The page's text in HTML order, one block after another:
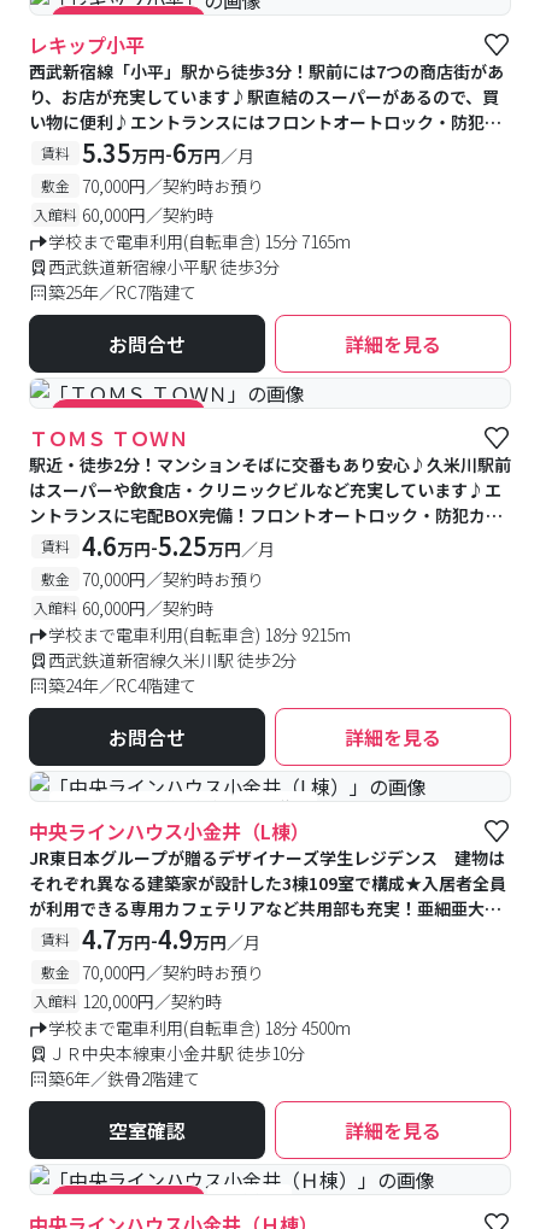
#キャンペーン実施中
レキップ小平
西武新宿線「小平」駅から徒歩3分！駅前には7つの商店街があ
り、お店が充実しています♪駅直結のスーパーがあるので、買
い物に便利♪エントランスにはフロントオートロック・防犯カ
メラ・防犯モニター付きで安心♪
賃料 5.35万円-6万円／月
敷金 70,000円／契約時お預り
入館料 60,000円／契約時
学校まで電車利用(自転車含) 15分 7165m
西武鉄道新宿線小平駅 徒歩3分
築25年／RC7階建て
お問合せ 詳細を見る
#キャンペーン実施中
ＴＯＭＳ ＴＯＷＮ
駅近・徒歩2分！マンションそばに交番もあり安心♪久米川駅前
はスーパーや飲食店・クリニックビルなど充実しています♪エ
ントランスに宅配BOX完備！フロントオートロック・防犯カメ
ラ付きで安心♪
賃料 4.6万円-5.25万円／月
敷金 70,000円／契約時お預り
入館料 60,000円／契約時
学校まで電車利用(自転車含) 18分 9215m
西武鉄道新宿線久米川駅 徒歩2分
築24年／RC4階建て
お問合せ 詳細を見る
#食事付き #予約受付中 #空室待ち
中央ラインハウス小金井（L棟）
JR東日本グループが贈るデザイナーズ学生レジデンス 建物は
それぞれ異なる建築家が設計した3棟109室で構成★入居者全員
が利用できる専用カフェテリアなど共用部も充実！亜細亜大学
提携寮
賃料 4.7万円-4.9万円／月
敷金 70,000円／契約時お預り
入館料 120,000円／契約時
学校まで電車利用(自転車含) 18分 4500m
ＪＲ中央本線東小金井駅 徒歩10分
築6年／鉄骨2階建て
空室確認 詳細を見る
#キャンペーン実施中 #食事付き